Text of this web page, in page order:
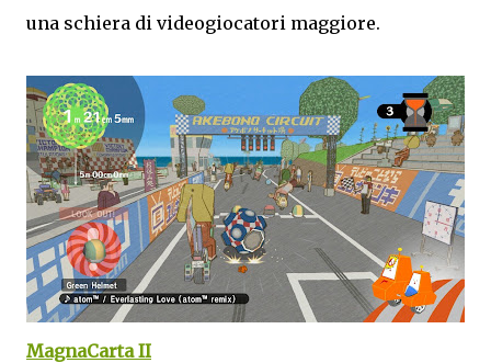
una schiera di videogiocatori maggiore.
MagnaCarta II